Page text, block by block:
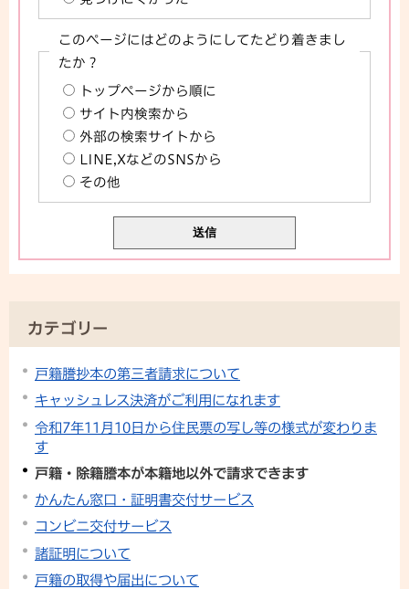
このページにはどのようにしてたどり着きまし
たか？
トップページから順に
サイト内検索から
外部の検索サイトから
LINE,XなどのSNSから
その他
カテゴリー
戸籍謄抄本の第三者請求について
キャッシュレス決済がご利用になれます
令和7年11月10日から住民票の写し等の様式が変わりま
す
戸籍・除籍謄本が本籍地以外で請求できます
かんたん窓口・証明書交付サービス
コンビニ交付サービス
諸証明について
戸籍の取得や届出について